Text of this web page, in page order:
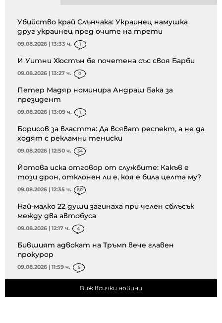
Убийство край Слънчака: Украинец намушка
друг украинец пред очите на трети
09.08.2026 | 13:33 ч. 1
И Уитни Хюстън бе почетена със своя Барби
09.08.2026 | 13:27 ч. 0
Петер Мадяр номинира Андраш Бака за
президент
09.08.2026 | 13:09 ч. 1
Борисов за властта: Да всяват респект, а не да
ходят с рекламни тениски
09.08.2026 | 12:50 ч. 34
Йотова иска отговор от службите: Какъв е
този дрон, отклонен ли е, коя е била целта му?
09.08.2026 | 12:35 ч. 60
Най-малко 22 души загинаха при челен сблъсък
между два автобуса
09.08.2026 | 12:17 ч. 4
Бившият адвокат на Тръмп вече главен
прокурор
09.08.2026 | 11:59 ч. 5
Виж всички новини